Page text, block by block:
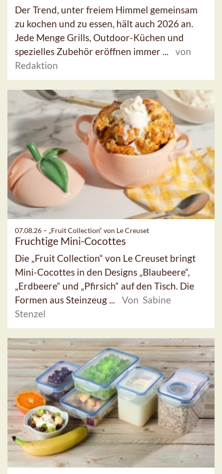
Der Trend, unter freiem Himmel gemeinsam
zu kochen und zu essen, hält auch 2026 an.
Jede Menge Grills, Outdoor-Küchen und
spezielles Zubehör eröffnen immer ...
von
Redaktion
07.08.26 – „Fruit Collection“ von Le Creuset
Fruchtige Mini-Cocottes
Die „Fruit Collection“ von Le Creuset bringt
Mini-Cocottes in den Designs „Blaubeere“,
„Erdbeere“ und „Pfirsich“ auf den Tisch. Die
Formen aus Steinzeug ...
Von Sabine
Stenzel